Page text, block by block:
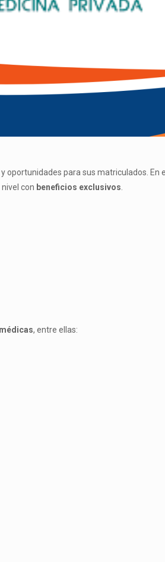
oportunidades para sus matriculados.
con beneficios exclusivos
, entre ellas: